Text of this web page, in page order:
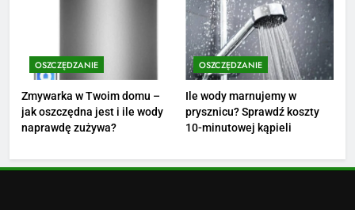
Ile zarabia florysta — średnie
zarobki, dodatki i sposoby na
podwyżkę
ZAROBKI
4
matematyki: średnie zarobki,
OSZCZĘDZANIE
Zmywarka w Twoim domu –
jak oszczędna jest i ile wody
naprawdę zużywa?
OSZCZĘDZANIE
Ile wody marnujemy w
prysznicu? Sprawdź koszty
10-minutowej kąpieli